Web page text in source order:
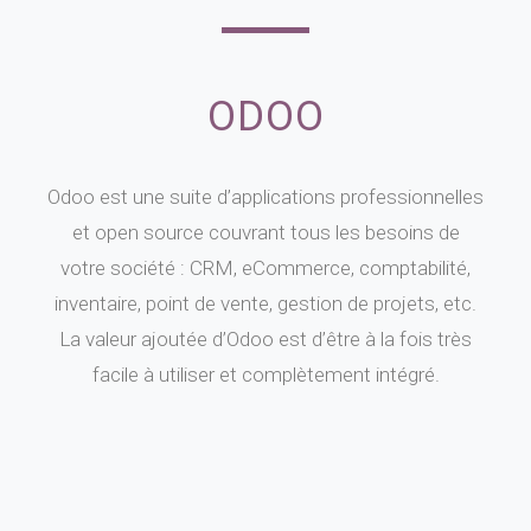
ODOO
Odoo est une suite d’applications professionnelles
et open source couvrant tous les besoins de
votre société : CRM, eCommerce, comptabilité,
inventaire, point de vente, gestion de projets, etc.
La valeur ajoutée d’Odoo est d’être à la fois très
facile à utiliser et complètement intégré.